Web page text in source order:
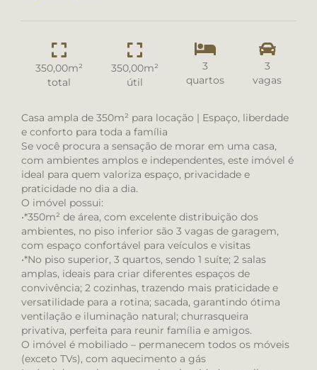
350,00m²
total
350,00m²
útil
3
quartos
3
vagas
Casa ampla de 350m² para locação | Espaço, liberdade
e conforto para toda a família
Se você procura a sensação de morar em uma casa,
com ambientes amplos e independentes, este imóvel é
ideal para quem valoriza espaço, privacidade e
praticidade no dia a dia.
O imóvel possui:
•*350m² de área, com excelente distribuição dos
ambientes, no piso inferior são 3 vagas de garagem,
com espaço confortável para veículos e visitas
•*No piso superior, 3 quartos, sendo 1 suíte; 2 salas
amplas, ideais para criar diferentes espaços de
convivência; 2 cozinhas, trazendo mais praticidade e
versatilidade para a rotina; sacada, garantindo ótima
ventilação e iluminação natural; churrasqueira
privativa, perfeita para reunir família e amigos.
O imóvel é mobiliado – permanecem todos os móveis
(exceto TVs), com aquecimento a gás